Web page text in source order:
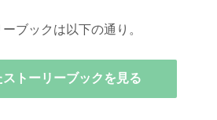
ブックは以下の通り。
トーリーブックを見る